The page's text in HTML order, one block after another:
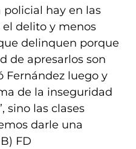
policial hay en las
el delito y menos
delinquen porque
de apresarlos son
Fernández luego y
de la inseguridad
sino las clases
darle una
FD